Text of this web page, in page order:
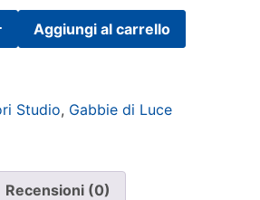
Aggiungi al carrello
Studio, Gabbie di Luce
Recensioni (0)